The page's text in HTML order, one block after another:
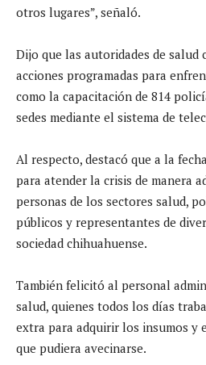
otros lugares”, señaló.
Dijo que las autoridades de
acciones programadas para
como la capacitación de 814
sedes mediante el sistema de
Al respecto, destacó que a la
para atender la crisis de manera
personas de los sectores salud,
públicos y representantes de
sociedad chihuahuense.
También felicitó al personal
salud, quienes todos los días
extra para adquirir los insumos y
que pudiera avecinarse.